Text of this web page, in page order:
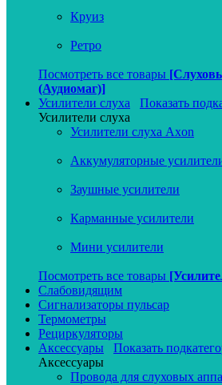
Круиз
Ретро
Посмотреть все товары
(Аудиомаг)]
Усилители слуха
Показать
Усилители слуха
Усилители слуха Axon
Аккумуляторные
Заушные усилители
Карманные усилители
Мини усилители
Посмотреть все товары
Слабовидящим
Сигнализаторы пульсар
Термометры
Рециркуляторы
Аксессуары
Показать
Аксессуары
Провода для слуховых